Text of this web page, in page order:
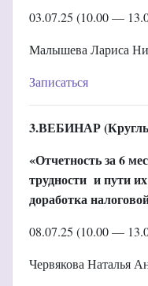
03.07.25 (10.00 —
Малышева Лариса
Записаться
3.ВЕБИНАР
«Отчетность за 6
трудности и пути
доработка
08.07.25 (10.00 —
Червякова Наталья